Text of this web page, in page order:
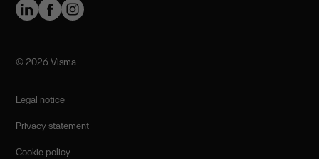
©️ 2026 Visma
Legal notice
Privacy statement
Cookie policy